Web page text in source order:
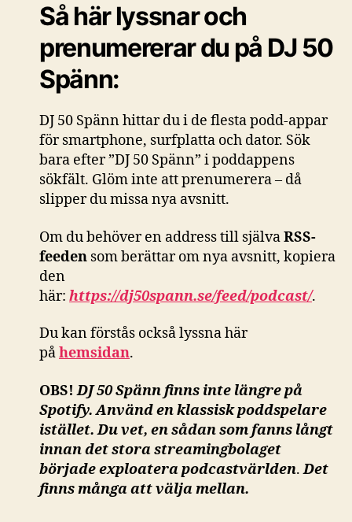
Så här lyssnar och
prenumererar du på DJ 50
Spänn:
DJ 50 Spänn hittar du i de flesta podd-appar
för smartphone, surfplatta och dator. Sök
bara efter ”DJ 50 Spänn” i poddappens
sökfält. Glöm inte att prenumerera – då
slipper du missa nya avsnitt.
Om du behöver en address till självaRSS-
feeden som berättar om nya avsnitt, kopiera
den
här: https://dj50spann.se/feed/podcast/.
Du kan förstås ocksålyssna här
påhemsidan.
OBS!DJ 50 Spänn finns inte längre på
Spotify. Använd en klassisk poddspelare
istället. Du vet, en sådan som fanns långt
innan det stora streamingbolaget
började exploatera podcastvärlden.Det
finns många att välja mellan.